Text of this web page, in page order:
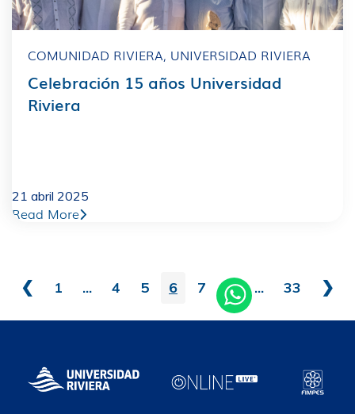
COMUNIDAD RIVIERA, UNIVERSIDAD RIVIERA
Celebración 15 años Universidad
Riviera
21 abril 2025
Read More
❮ 1 ... 4 5 6 7 8 ... 33 ❯